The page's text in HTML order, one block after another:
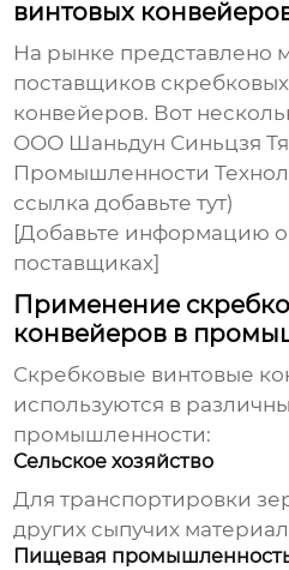
винтовых
На рынке представлено
поставщиков
конвейеров. Вот
ООО Шаньдун Синьцзя
Промышленности
ссылка добавьте тут)
[Добавьте информацию о
поставщиках]
Применение
конвейеров в
Скребковые винтовые
используются в
промышленности:
Сельское хозяйство
Для транспортировки
других сыпучих
Пищевая